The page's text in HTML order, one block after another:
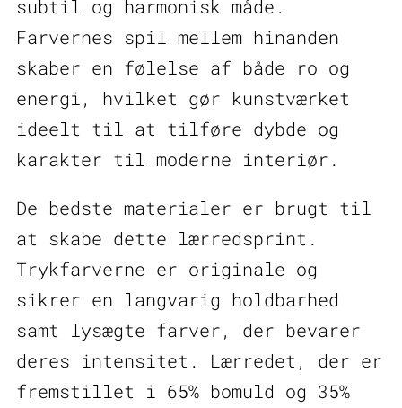
subtil og harmonisk måde.
Farvernes spil mellem hinanden
skaber en følelse af både ro og
energi, hvilket gør kunstværket
ideelt til at tilføre dybde og
karakter til moderne interiør.
De bedste materialer er brugt til
at skabe dette lærredsprint.
Trykfarverne er originale og
sikrer en langvarig holdbarhed
samt lysægte farver, der bevarer
deres intensitet. Lærredet, der er
fremstillet i 65% bomuld og 35%